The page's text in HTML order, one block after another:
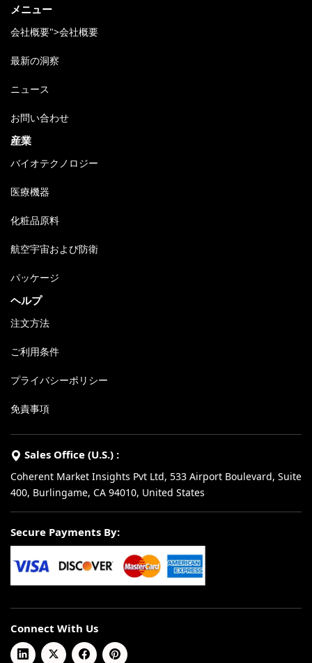
メニュー
会社概要">会社概要
最新の洞察
ニュース
お問い合わせ
産業
バイオテクノロジー
医療機器
化粧品原料
航空宇宙および防衛
パッケージ
ヘルプ
注文方法
ご利用条件
プライバシーポリシー
免責事項
Sales Office (U.S.) :
Coherent Market Insights Pvt Ltd, 533 Airport Boulevard, Suite
400, Burlingame, CA 94010, United States
Secure Payments By:
Connect With Us